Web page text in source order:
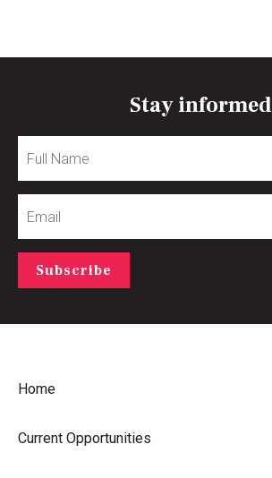
Stay informed
Name
Subscribe
Home
Current Opportunities